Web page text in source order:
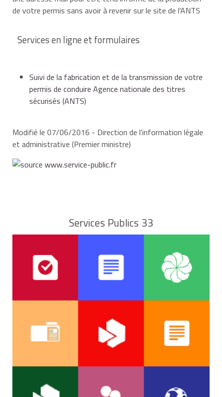
de votre permis sans avoir à revenir sur le site de l'ANTS
Services en ligne et formulaires
Suivi de la fabrication et de la transmission de votre
permis de conduire Agence nationale des titres
sécurisés (ANTS)
Modifié le 07/06/2016 - Direction de l'information légale
et administrative (Premier ministre)
Services Publics 33